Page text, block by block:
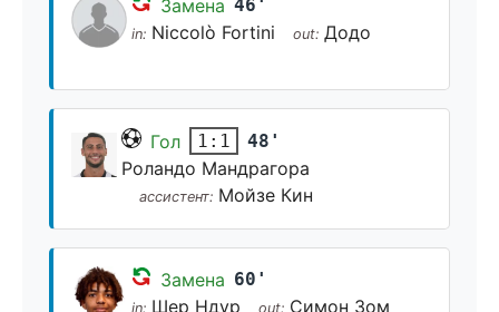
Замена 46'
in: Niccolò Fortini out: Додо
Гол 1:1 48'
Роландо Мандрагора
ассистент: Мойзе Кин
Замена 60'
in: Шер Ндур out: Симон Зом